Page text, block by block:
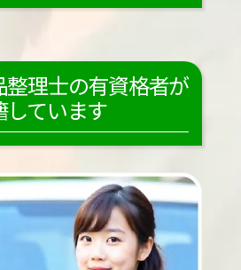
整理士の有資格者が
しています